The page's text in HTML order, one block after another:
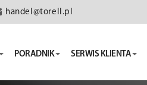
handel@torell.pl
PORADNIK SERWIS KLIENTA